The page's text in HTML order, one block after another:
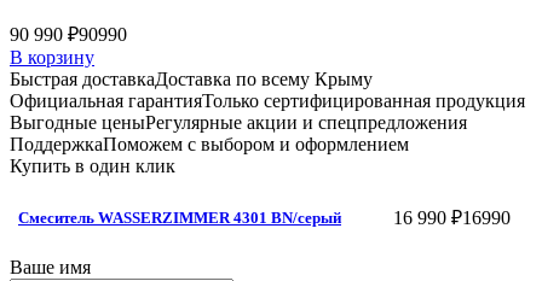
90 990 ₽90990
В корзину
Быстрая доставкаДоставка по всему Крыму
Официальная гарантияТолько сертифицированная продукция
Выгодные ценыРегулярные акции и спецпредложения
ПоддержкаПоможем с выбором и оформлением
Купить в один клик
Смеситель WASSERZIMMER 4301 BN/серый 16 990 ₽16990
Ваше имя